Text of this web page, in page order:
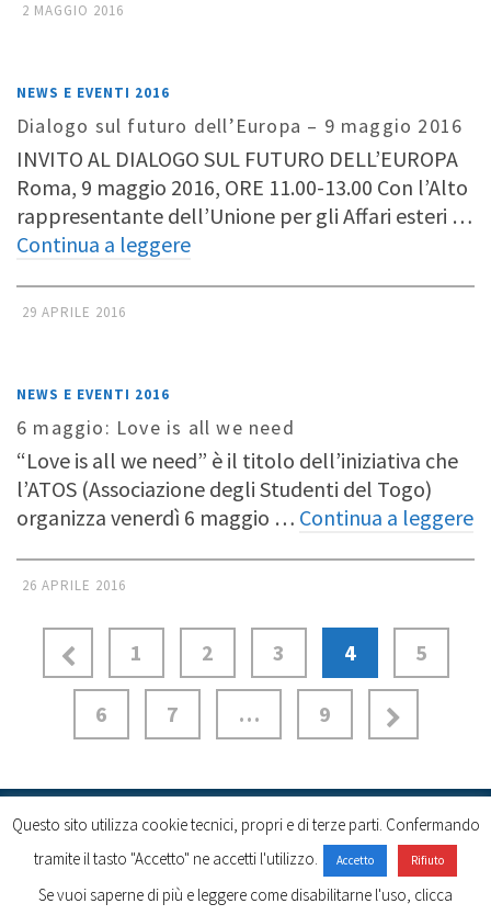
2 MAGGIO 2016
NEWS E EVENTI 2016
Dialogo sul futuro dell’Europa – 9 maggio 2016
INVITO AL DIALOGO SUL FUTURO DELL’EUROPA
Roma, 9 maggio 2016, ORE 11.00-13.00 Con l’Alto
rappresentante dell’Unione per gli Affari esteri …
Continua a leggere
29 APRILE 2016
NEWS E EVENTI 2016
6 maggio: Love is all we need
“Love is all we need” è il titolo dell’iniziativa che
l’ATOS (Associazione degli Studenti del Togo)
organizza venerdì 6 maggio … Continua a leggere
26 APRILE 2016
1 2 3 4 5
6 7 … 9
Cookie policy
Questo sito utilizza cookie tecnici, propri e di terze parti. Confermando
tramite il tasto "Accetto" ne accetti l'utilizzo.
Accetto Rifiuto
Se vuoi saperne di più e leggere come disabilitarne l'uso, clicca